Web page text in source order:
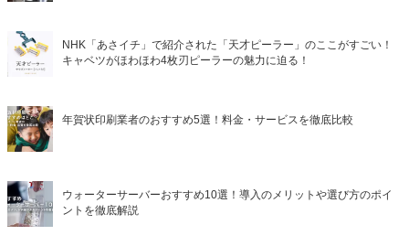
NHK「あさイチ」で紹介された「天才ピーラー」のここがすごい！
キャベツがほわほわ4枚刃ピーラーの魅力に迫る！
年賀状印刷業者のおすすめ5選！料金・サービスを徹底比較
ウォーターサーバーおすすめ10選！導入のメリットや選び方のポイ
ントを徹底解説